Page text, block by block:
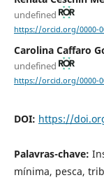
undefined
https://orcid.org/0000-
Carolina Caffaro
undefined
https://orcid.org/0000-
DOI: https://
Palavras-chave:
mínima, pesca,